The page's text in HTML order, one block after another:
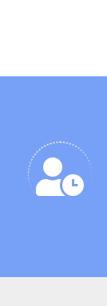
Schlüsseldienst in der Nähe vermitteln